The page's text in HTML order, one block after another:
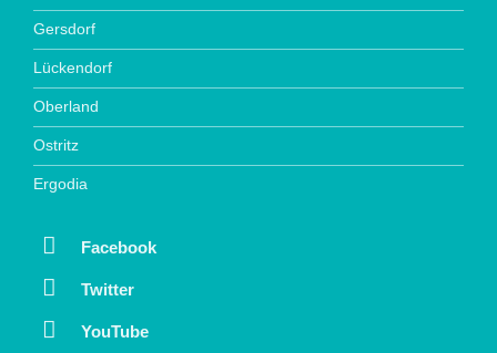
Gersdorf
Lückendorf
Oberland
Ostritz
Ergodia
Facebook
Twitter
YouTube